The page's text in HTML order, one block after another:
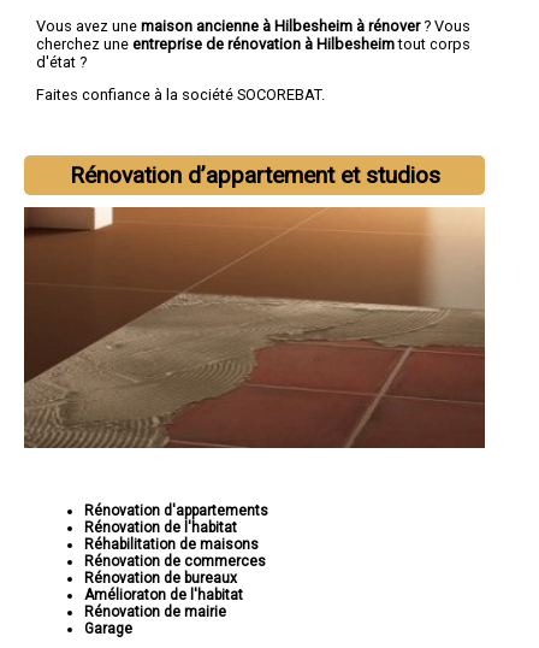
Vous avez une maison ancienne à Hilbesheim à rénover? Vous
cherchez une entreprise de rénovation à Hilbesheimtout corps
d'état ?
Faites confiance à la société SOCOREBAT.
Rénovation d’appartement et studios
Rénovation d'appartements
Rénovation de l'habitat
Réhabilitation de maisons
Rénovation de commerces
Rénovation de bureaux
Amélioraton de l'habitat
Rénovation de mairie
Garage